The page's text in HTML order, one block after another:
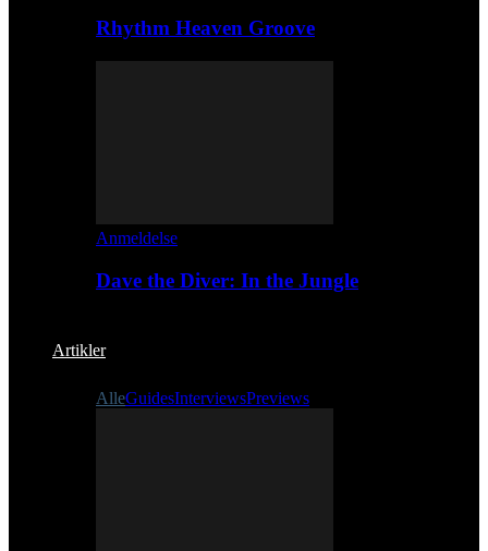
Rhythm Heaven Groove
Anmeldelse
Dave the Diver: In the Jungle
Artikler
AlleGuidesInterviewsPreviews